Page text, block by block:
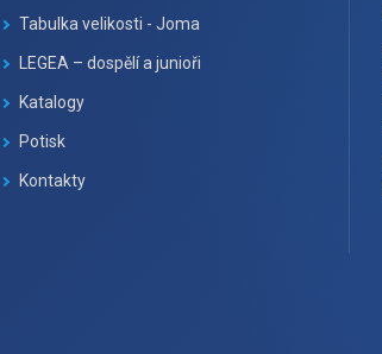
Tabulka velikosti - Joma
LEGEA – dospělí a junioři
Katalogy
Potisk
Kontakty